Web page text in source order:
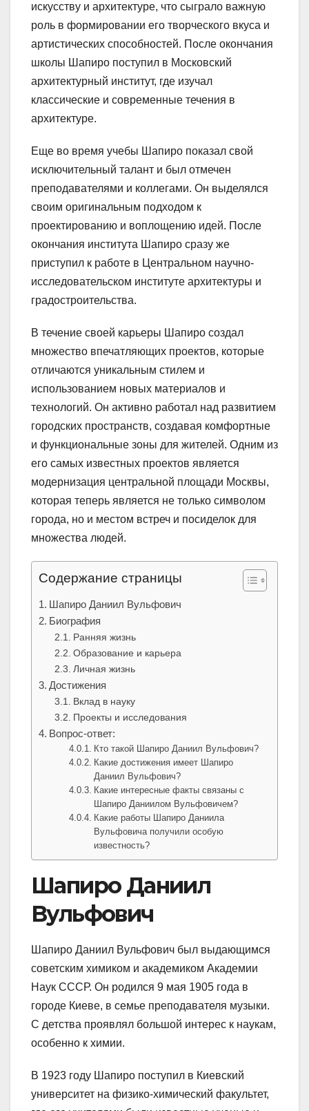
искусству и архитектуре, что сыграло важную
роль в формировании его творческого вкуса и
артистических способностей. После окончания
школы Шапиро поступил в Московский
архитектурный институт, где изучал
классические и современные течения в
архитектуре.
Еще во время учебы Шапиро показал свой
исключительный талант и был отмечен
преподавателями и коллегами. Он выделялся
своим оригинальным подходом к
проектированию и воплощению идей. После
окончания института Шапиро сразу же
приступил к работе в Центральном научно-
исследовательском институте архитектуры и
градостроительства.
В течение своей карьеры Шапиро создал
множество впечатляющих проектов, которые
отличаются уникальным стилем и
использованием новых материалов и
технологий. Он активно работал над развитием
городских пространств, создавая комфортные
и функциональные зоны для жителей. Одним из
его самых известных проектов является
модернизация центральной площади Москвы,
которая теперь является не только символом
города, но и местом встреч и посиделок для
множества людей.
Содержание страницы
Шапиро Даниил Вульфович
Биография
Ранняя жизнь
Образование и карьера
Личная жизнь
Достижения
Вклад в науку
Проекты и исследования
Вопрос-ответ:
Кто такой Шапиро Даниил Вульфович?
Какие достижения имеет Шапиро
Даниил Вульфович?
Какие интересные факты связаны с
Шапиро Даниилом Вульфовичем?
Какие работы Шапиро Даниила
Вульфовича получили особую
известность?
Шапиро Даниил
Вульфович
Шапиро Даниил Вульфович был выдающимся
советским химиком и академиком Академии
Наук СССР. Он родился 9 мая 1905 года в
городе Киеве, в семье преподавателя музыки.
С детства проявлял большой интерес к наукам,
особенно к химии.
В 1923 году Шапиро поступил в Киевский
университет на физико-химический факультет,